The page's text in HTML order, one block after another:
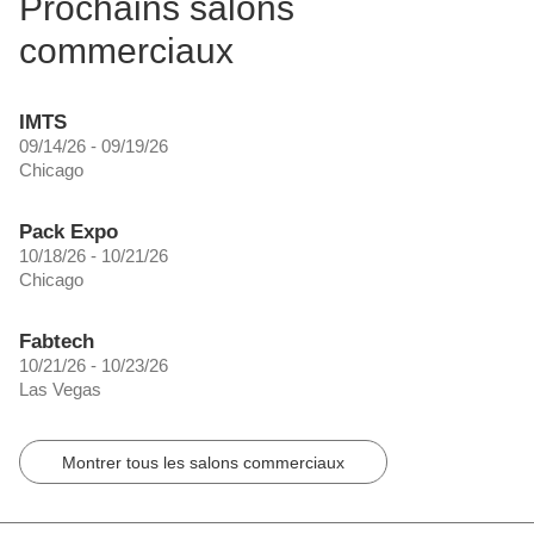
commerciaux
IMTS
09/14/26 - 09/19/26
Chicago
Pack Expo
10/18/26 - 10/21/26
Chicago
Fabtech
10/21/26 - 10/23/26
Las Vegas
Montrer tous les salons commerciaux